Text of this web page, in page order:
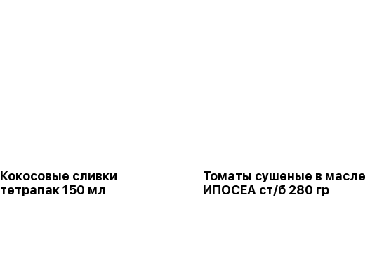
Кокосовые сливки
тетрапак 150 мл
Томаты сушеные в масле
ИПОСЕА ст/б 280 гр